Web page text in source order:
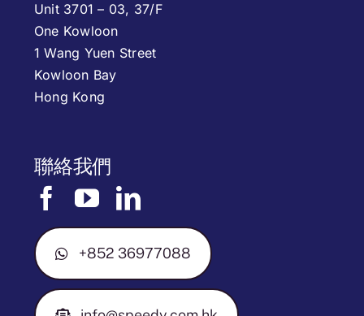
聯絡我們
+852 36977088
Unit 3701 – 03, 37/F
One Kowloon
1 Wang Yuen Street
Kowloon Bay
Hong Kong